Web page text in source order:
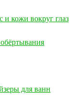
и кожи вокруг глаз
для ванн